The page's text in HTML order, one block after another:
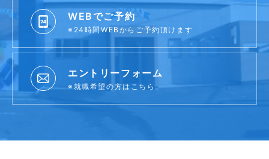
WEBでご予約
※24時間WEBからご予約頂けます
エントリーフォーム
※就職希望の方はこちら